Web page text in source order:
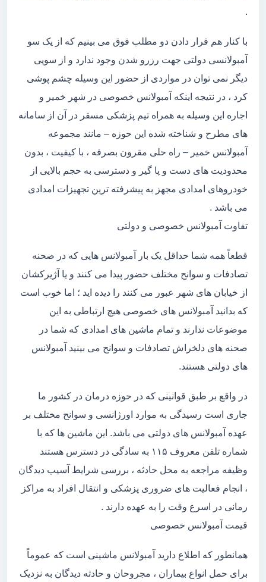
.
با کنار هم قرار دادن دو مطلب فوق می بینیم که از یک سو
آمبولانسی دولتی جهت رزرو شدن وجود ندارد و از سویی
دیگر نمی توان در مواردی از حضور این وسیله چشم پوشی
کرد ، در نتیجه اینکه آمبولانس خصوصی در شهر خمیر و
اجاره این وسیله به همراه تیم پزشکی مسقر در آن از سامانه
های مطرح و شناخته شده این حوزه – مانند مجموعه
آمبولانس خمیر – راه حلی مقرون بصرفه ، با کیفیت ، بدون
محدودیت های دست و پا گیر و دسترسی به حجم بالایی از
خودروهای امدادی مجهز به پیشرفته ترین تجهیزات امدادی
می باشد .
تفاوت آمبولانس خصوصی و دولتی
قطعاً همه شما حداقل یک بار آمبولانس هایی که در صحنه
تصادفات و سوانح مختلف حضور پیدا می کنند و یا آژیرکشان
از خیابان های شهر عبور می کنند را دیده اید ؛ اما خوب است
که بدانید آمبولانس های خصوصی هیچ ارتباطی به این
موضوعات ندارند و تمام ماشین های امدادی که شما در
صحنه های دلخراش تصادفات و سوانح می بینید آمبولانس
های دولتی هستند.
در واقع بر طبق قوانینی که در حوزه درمان در کشور ما
جاری است رسیدگی به موارد اورژانسی و سوانح مختلف بر
عهده آمبولانس های دولتی می باشد. این ماشین ها که با
شماره تلفن معروف ۱۱۵ به سادگی در دسترس هستند
وظیفه مراجعه به محل حادثه ، بررسی شرایط آسیب دیدگان
، انجام فعالیت های ضروری پزشکی و انتقال افراد به مراکز
رمانی در اسرع وقت را به عهده دارند .
قیمت آمبولانس خصوصی
همانطور که اطلاع دارید آمبولانس ماشینی است که عموماً
برای حمل انواع بیماران ، مجروحان و حادثه دیدگان به نزدیک